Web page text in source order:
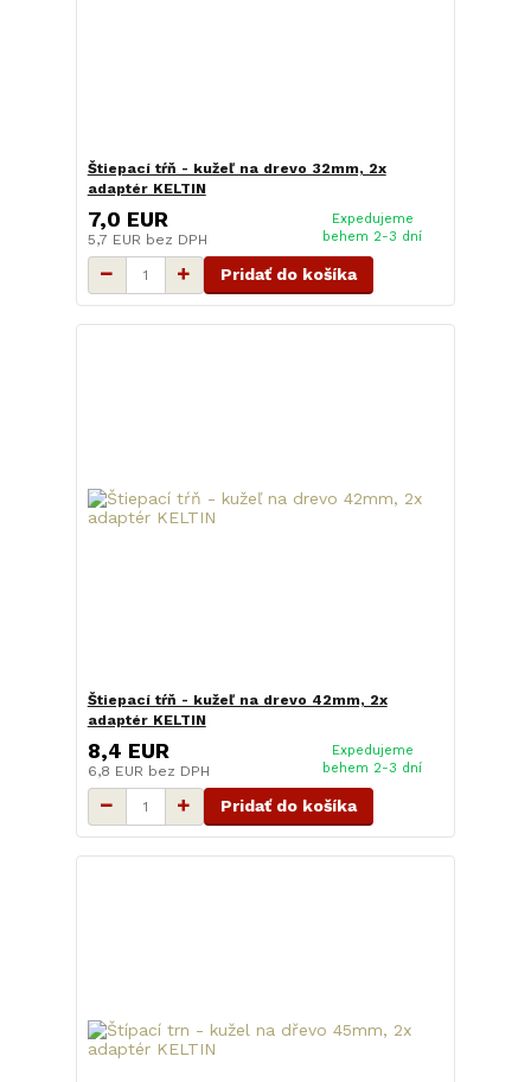
Štiepací tŕň - kužeľ na drevo 32mm, 2x
adaptér KELTIN
7,0 EUR
5,7 EUR bez DPH
Expedujeme
behem 2-3 dní
Pridať do košíka
Štiepací tŕň - kužeľ na drevo 42mm, 2x
adaptér KELTIN
8,4 EUR
6,8 EUR bez DPH
Expedujeme
behem 2-3 dní
Pridať do košíka